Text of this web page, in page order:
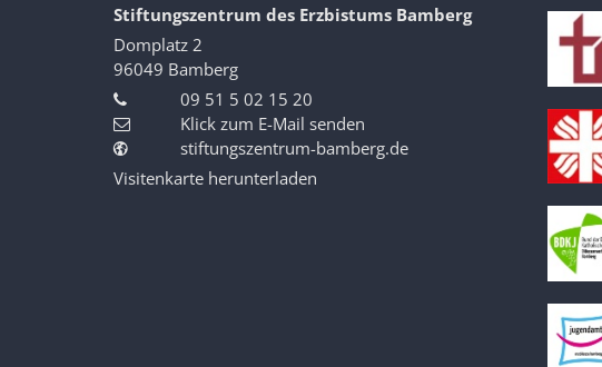
Stiftungszentrum des Erzbistums Bamberg
Domplatz 2
96049 Bamberg
09 51 5 02 15 20
Klick zum E-Mail senden
stiftungszentrum-bamberg.de
Visitenkarte herunterladen